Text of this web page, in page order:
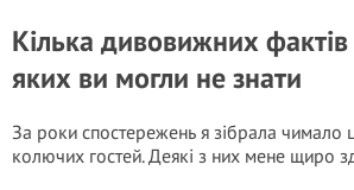
Кілька дивовижних фактів
яких ви могли не знати
За роки спостережень я зібрала чимало
колючих гостей. Деякі з них мене щиро